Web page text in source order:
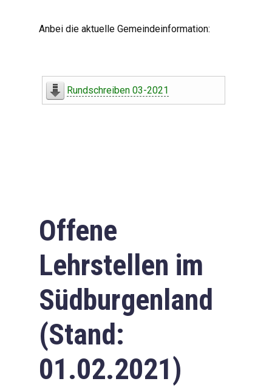
Anbei die aktuelle Gemeindeinformation:
Rundschreiben 03-2021
Offene
Lehrstellen im
Südburgenland
(Stand:
01.02.2021)